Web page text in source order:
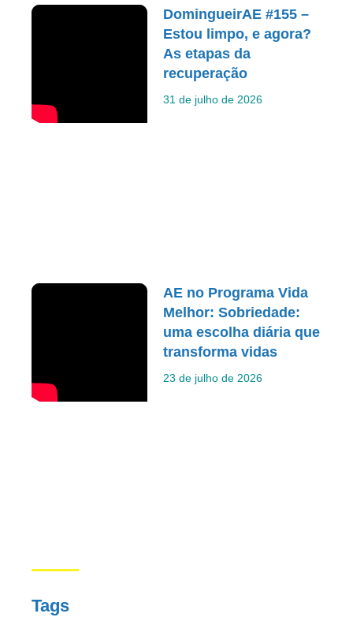
DomingueirAE #155 –
Estou limpo, e agora?
As etapas da
recuperação
31 de julho de 2026
AE no Programa Vida
Melhor: Sobriedade:
uma escolha diária que
transforma vidas
23 de julho de 2026
Tags